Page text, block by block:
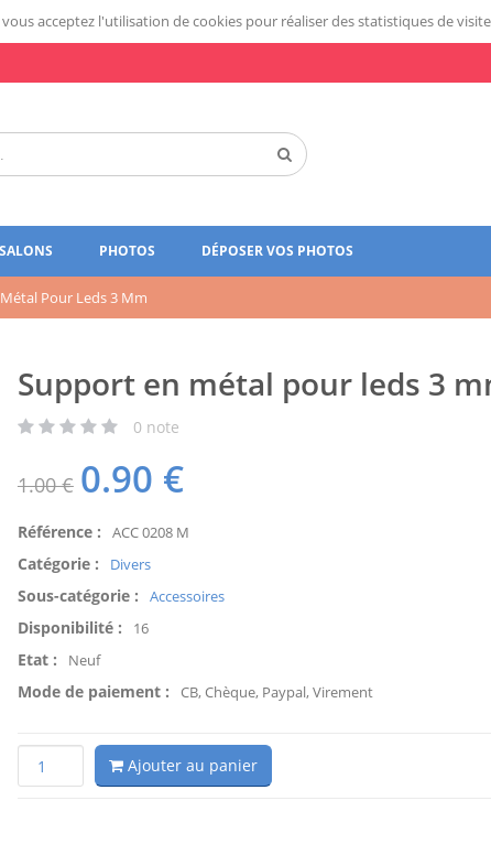
acceptez l'utilisation de cookies pour réaliser des statistiques de
SALONS PHOTOS DÉPOSER VOS PHOTOS
Pour Leds 3 Mm
Support en métal pour leds 3
0 note
1.00 € 0.90 €
Référence : ACC 0208 M
Catégorie : Divers
Sous-catégorie : Accessoires
Disponibilité : 16
Etat : Neuf
Mode de paiement : CB, Chèque, Paypal, Virement
Ajouter au panier